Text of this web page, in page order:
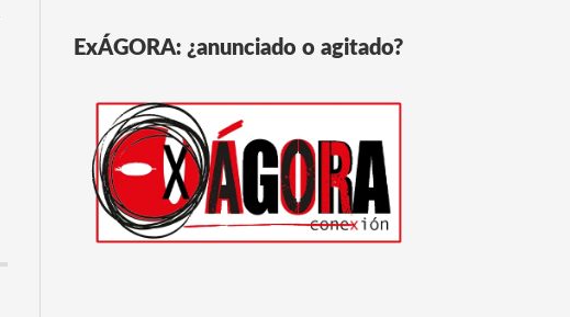
ExÁGORA: ¿anunciado o agitado?